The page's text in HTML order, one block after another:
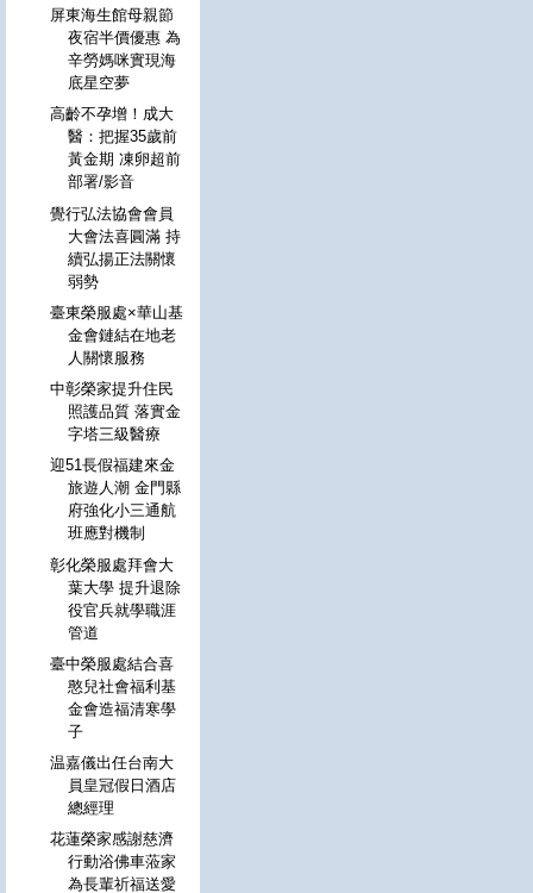
屏東海生館母親節
夜宿半價優惠 為
辛勞媽咪實現海
底星空夢
高齡不孕增！成大
醫：把握35歲前
黃金期 凍卵超前
部署/影音
覺行弘法協會會員
大會法喜圓滿 持
續弘揚正法關懷
弱勢
臺東榮服處×華山基
金會鏈結在地老
人關懷服務
中彰榮家提升住民
照護品質 落實金
字塔三級醫療
迎51長假福建來金
旅遊人潮 金門縣
府強化小三通航
班應對機制
彰化榮服處拜會大
葉大學 提升退除
役官兵就學職涯
管道
臺中榮服處結合喜
憨兒社會福利基
金會造福清寒學
子
温嘉儀出任台南大
員皇冠假日酒店
總經理
花蓮榮家感謝慈濟
行動浴佛車蒞家
為長輩祈福送愛